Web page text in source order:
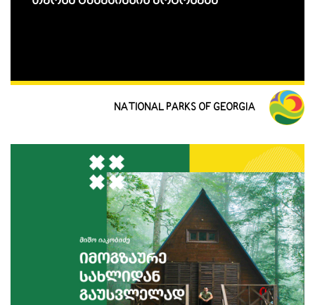
NATIONAL PARKS OF GEORGIA